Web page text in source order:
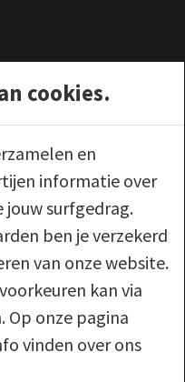
cookies.
en
informatie over
jouw surfgedrag.
ben je verzekerd
van onze website.
kan via
Op onze pagina
vinden over ons